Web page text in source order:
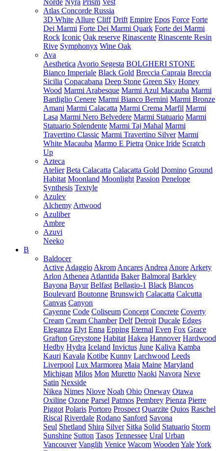
Norde Nyra Prism Vest
Atlas Concorde Russia
3D White Allure Cliff Drift Empire Epos Force Forte
Dei Marmi Forte Dei Marmi Quark Forte dei Marmi
Rock Iconic Oak reserve Rinascente Rinascente Resin
Rive Symphonyx Wine Oak
Ava
Aesthetica Avorio Segesta BOLGHERI STONE
Bianco Imperiale Black Gold Breccia Capraia Breccia
Sicilia Copacabana Deep Stone Green Sky Honey
Wood Marmi Arabesque Marmi Azul Macauba Marmi
Bardiglio Cenere Marmi Bianco Bernini Marmi Bronze
Amani Marmi Calacatta Marmi Crema Marfil Marmi
Lasa Marmi Nero Belvedere Marmi Statuario Marmi
Statuario Splendente Marmi Taj Mahal Marmi
Travertino Classic Marmi Travertino Silver Marmi
White Macauba Marmo E Pietra Onice Iride Scratch
Up
Azteca
Atelier Beta Calacatta Calacatta Gold Domino Ground
Habitat Moonland Moonlight Passion Penelope
Synthesis Textyle
Azulev
Alchemy Artwood
Azuliber
Ambre
Azuvi
Neeko
B
Baldocer
Active Adaggio Akrom Ancares Andrea Anore Arkety
Arlon Athenea Atlantida Baker Balmoral Barkley
Bayona Bayur Belfast Bellagio-1 Black Blancos
Boulevard Boutonne Brunswich Calacatta Calcutta
Canvas Canyon
Cayenne Code Coliseum Concept Concrete Coverty
Cream Cream Chamber Delf Detroit Ducale Edges
Eleganza Elyt Enna Epping Eternal Even Fox Grace
Grafton Greystone Habitat Hakea Hannover Hardwood
Hedby Hydra Iceland Invictus June Kaliva Kamba
Kauri Kavala Kotibe Kunny Larchwood Leeds
Liverpool Lux Marmorea Maia Maine Maryland
Michigan Milos Mon Muretto Naoki Navora Neve
Satin Nexside
Nikea Nimes Niove Noah Ohio Oneway Otawa
Oxiline Ozone Parsel Patmos Pembrey Pienza Pierre
Piggot Polaris Portoro Prospect Quarzite Quios Raschel
Riscal Riverdale Rodano Sanford Savona
Seul Shetland Shira Silver Sitka Solid Statuario Storm
Sunshine Sutton Tasos Tennessee Ural Urban
Vancouver Vanglih Venice Wacom Wooden YaleYork